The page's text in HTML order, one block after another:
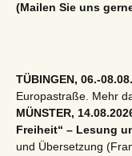
(Mailen Sie uns
TÜBINGEN, 06.-
Europastraße. Mehr
MÜNSTER,
Freiheit“ – Lesung
und Übersetzung